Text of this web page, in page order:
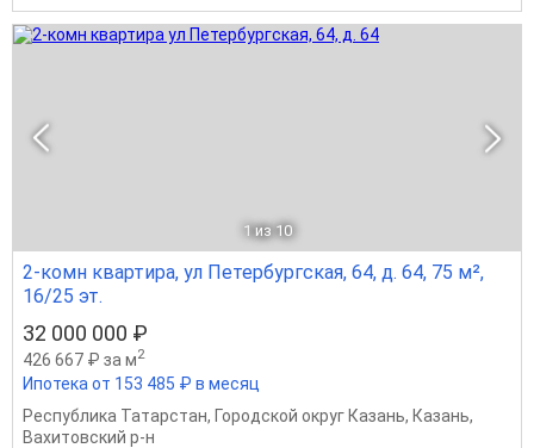
1 из 10
2-комн квартира, ул Петербургская, 64, д. 64, 75 м²,
16/25 эт.
32 000 000 ₽
426 667 ₽ за м2
Ипотека от 153 485 ₽ в месяц
Республика Татарстан, Городской округ Казань, Казань,
Вахитовский р-н